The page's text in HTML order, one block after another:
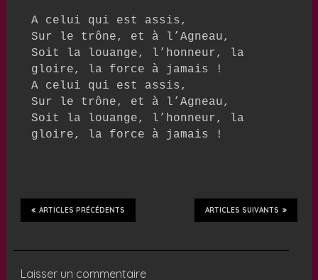
A celui qui est assis,
Sur le trône, et à l’Agneau,
Soit la louange, l’honneur, la
gloire, la force à jamais !
A celui qui est assis,
Sur le trône, et à l’Agneau,
Soit la louange, l’honneur, la
gloire, la force à jamais !
ARTICLES SUIVANTS
ARTICLES PRÉCÉDENTS
Laisser un commentaire